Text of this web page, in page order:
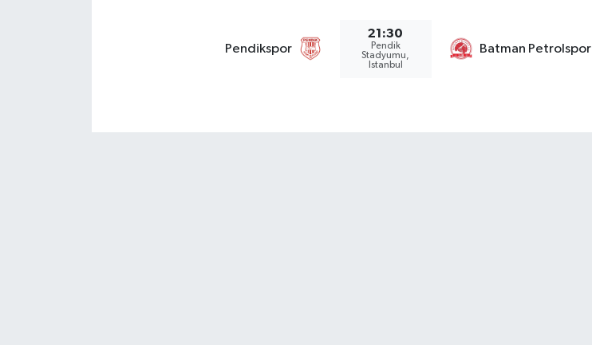
Pendikspor
21:30
Pendik
Stadyumu,
Istanbul
Batman Petrolspor